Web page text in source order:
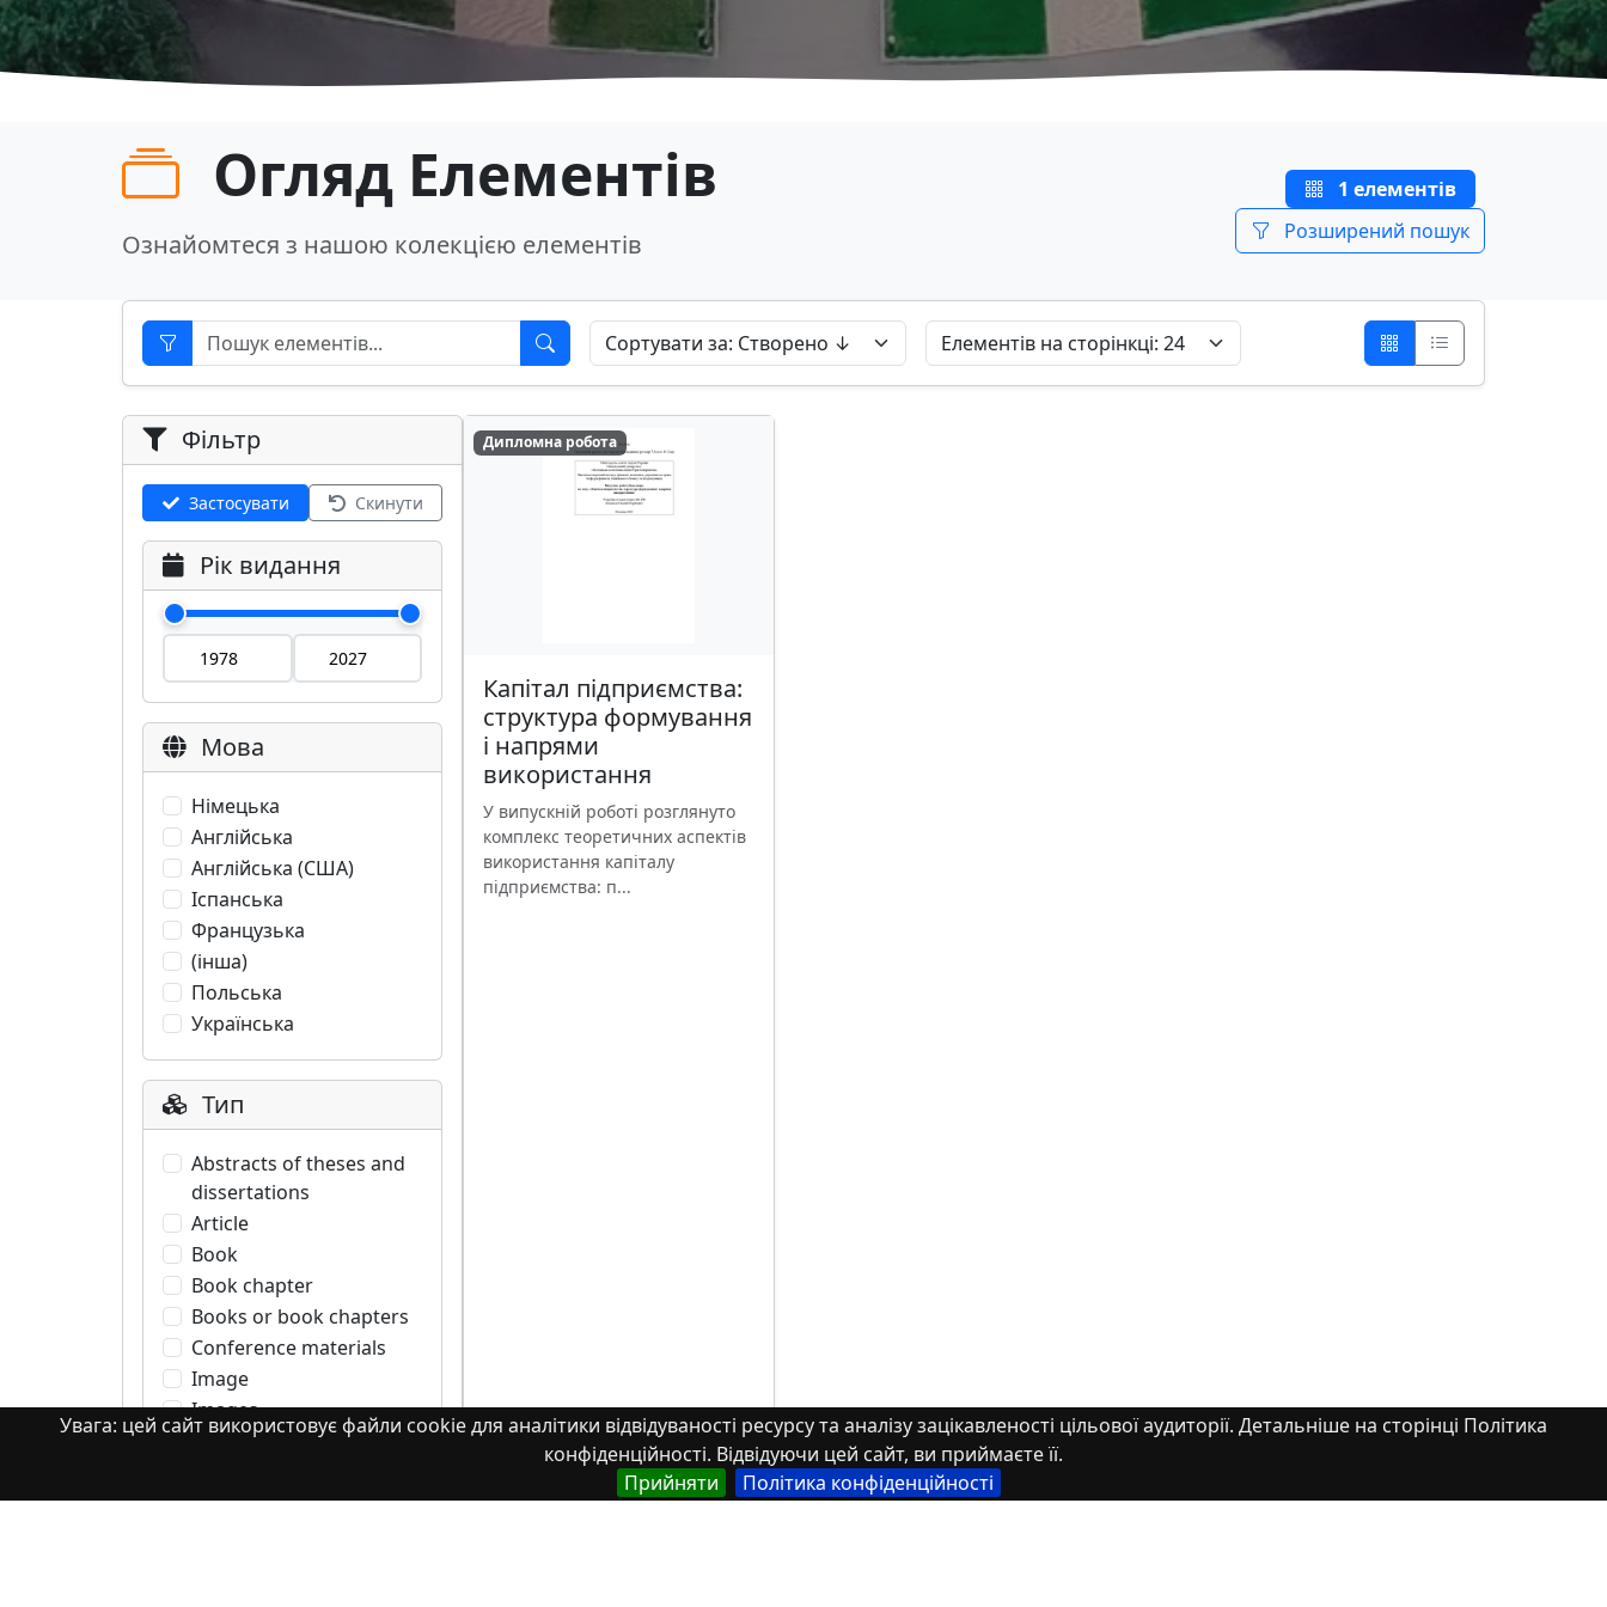
Увага: цей сайт використовує файли cookie для аналітики відвідуваності ресурсу та аналізу зацікавленості цільової аудиторії. Детальніше на сторінці Політика
конфіденційності. Відвідуючи цей сайт, ви приймаєте її.
Прийняти
Політика конфіденційності
Огляд Елементів
Ознайомтеся з нашою колекцією елементів
1 елементів
Розширений пошук
Фільтр
Застосувати Скинути
Рік видання
Мова
Німецька
Англійська
Англійська (США)
Іспанська
Французька
(інша)
Польська
Українська
Тип
Abstracts of theses and
dissertations
Article
Book
Book chapter
Books or book chapters
Conference materials
Image
Images
Learning Object
Monograph. Books or
Дипломна робота
Капітал підприємства:
структура формування
і напрями
використання
У випускній роботі розглянуто
комплекс теоретичних аспектів
використання капіталу
підприємства: п...